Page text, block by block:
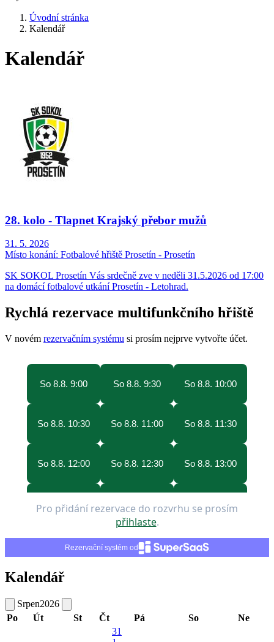
Úvodní stránka
Kalendář
Kalendář
28. kolo - Tlapnet Krajský přebor mužů
31. 5. 2026
Místo konání: Fotbalové hřiště Prosetín - Prosetín
SK SOKOL Prosetín Vás srdečně zve v neděli 31.5.2026 od 17:00
na domácí fotbalové utkání Prosetín - Letohrad.
Rychlá rezervace multifunkčního hřiště
V novém rezervačním systému si prosím nejprve vytvořte účet.
Rezervační systém od
Kalendář
Srpen2026
Po
Út St Čt Pá So
Ne
31